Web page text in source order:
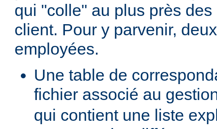
qui "colle" au plus près
client. Pour y parvenir,
employées.
Une table de
fichier associé au
qui contient une liste